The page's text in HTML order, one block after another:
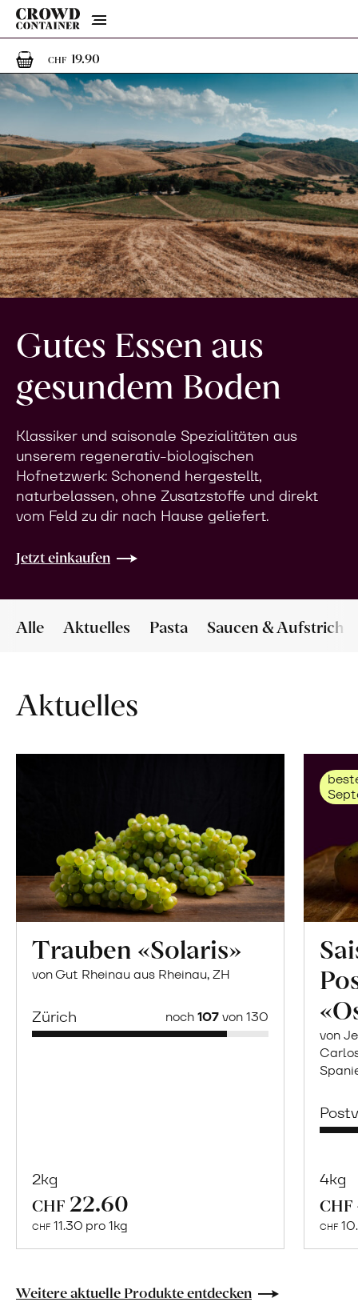
Menu
CHF 19.901 Artikel im Warenkorb
Gutes Essen aus
gesundem Boden
Klassiker und saisonale Spezialitäten aus
unserem regenerativ-biologischen
Hofnetzwerk: Schonend hergestellt,
naturbelassen, ohne Zusatzstoffe und direkt
vom Feld zu dir nach Hause geliefert.
Jetzt einkaufen
Alle Aktuelles Pasta Saucen & Aufstriche
Aktuelles
Trauben «Solaris»
von Gut Rheinau aus Rheinau, ZH
Zürich noch107von 130
2kg
CHF 22.60
CHF 11.30 pro 1kg
Naturbelassene
Lebensmittel
von
4kg
CHF
CHF
Weitere aktuelle Produkte entdecken